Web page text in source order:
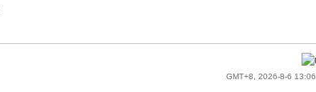
GMT+8, 2026-8-6 13:06